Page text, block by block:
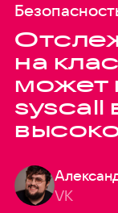
на
может
syscall
VK